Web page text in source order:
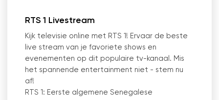
RTS 1 Livestream
Kijk televisie online met RTS 1! Ervaar de beste
live stream van je favoriete shows en
evenementen op dit populaire tv-kanaal. Mis
het spannende entertainment niet - stem nu
af!
RTS 1: Eerste algemene Senegalese